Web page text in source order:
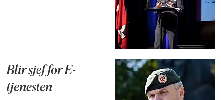
Blir sjef for E-
tjenesten